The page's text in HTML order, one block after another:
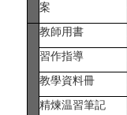
案
教師用書
習作指導
教學資料冊
精煉温習筆記